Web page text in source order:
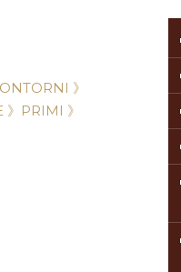
》
PRIMI 》